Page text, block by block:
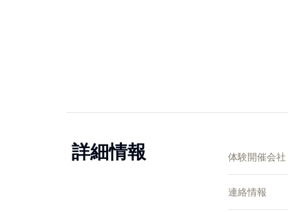
詳細情報 体験開催会社
連絡情報